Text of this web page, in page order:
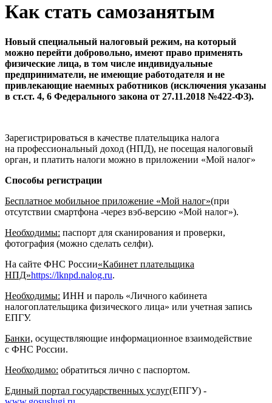
Как стать самозанятым
Новый специальный налоговый режим, на который
можно перейти добровольно, имеют право применять
физические лица, в том числе индивидуальные
предприниматели, не имеющие работодателя и не
привлекающие наемных работников (исключения указаны
в ст.ст. 4, 6 Федерального закона от 27.11.2018 №422-ФЗ).
Зарегистрироваться в качестве плательщика налога
на профессиональный доход (НПД), не посещая налоговый
орган, и платить налоги можно в приложении «Мой налог»
Способы регистрации
Бесплатное мобильное приложение «Мой налог»(при
отсутствии смартфона -через вэб-версию «Мой налог»).
Необходимы: паспорт для сканирования и проверки,
фотография (можно сделать селфи).
На сайте ФНС России«Кабинет плательщика
НПД»https://lknpd.nalog.ru.
Необходимы: ИНН и пароль «Личного кабинета
налогоплательщика физического лица» или учетная запись
ЕПГУ.
Банки, осуществляющие информационное взаимодействие
с ФНС России.
Необходимо: обратиться лично с паспортом.
Единый портал государственных услуг(ЕПГУ) -